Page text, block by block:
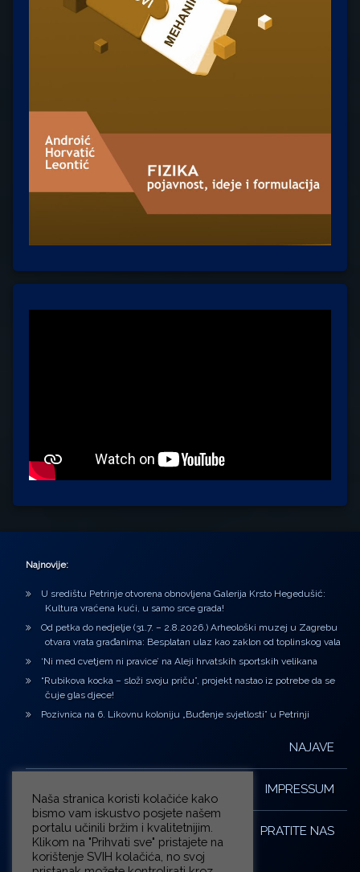
Najnovije:
U središtu Petrinje otvorena obnovljena Galerija Krsto Hegedušić:
Kultura vraćena kući, u samo srce grada!
Od petka do nedjelje (31.7. – 2.8.2026.) Arheološki muzej u Zagrebu
otvara vrata građanima: Besplatan ulaz kao zaklon od toplinskog vala
‘Ni med cvetjem ni pravice’ na Aleji hrvatskih sportskih velikana
“Rubikova kocka – složi svoju priču”, projekt nastao iz potrebe da se
čuje glas djece!
Pozivnica na 6. Likovnu koloniju „Buđenje svjetlosti” u Petrinji
NAJAVE
IMPRESSUM
PRATITE NAS
Naša stranica koristi kolačiće kako
bismo vam iskustvo posjete našem
portalu učinili bržim i kvalitetnijim.
Klikom na "Prihvati sve" pristajete na
korištenje SVIH kolačića, no svoj